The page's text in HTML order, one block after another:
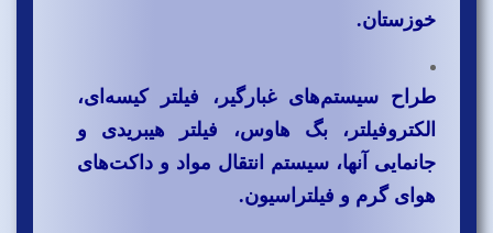
خوزستان.
طراح سیستم‌های غبارگیر، فیلتر کیسه‌ای،
الکتروفیلتر، بگ هاوس، فیلتر هیبریدی و
جانمایی آنها، سیستم انتقال مواد و داکت‌های
هوای گرم و فیلتراسیون.